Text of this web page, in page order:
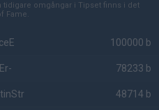
tidigare omgångar i Tipset finns i det
Fame.
100000 b
78233 b
48714 b